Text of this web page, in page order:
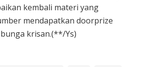
kembali materi yang
mendapatkan doorprize
krisan.(**/Ys)